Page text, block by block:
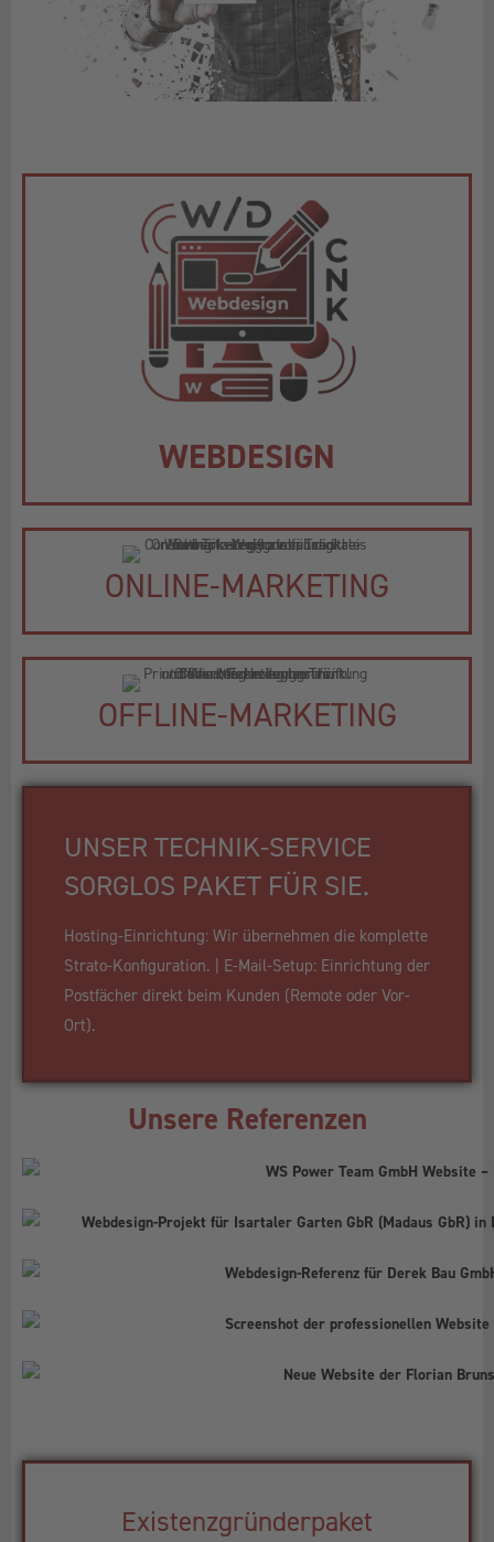
WEBDESIGN
ONLINE-MARKETING
OFFLINE-MARKETING
UNSER TECHNIK-SERVICE
SORGLOS PAKET FÜR SIE.
Hosting-Einrichtung: Wir übernehmen die komplette
Strato-Konfiguration. | E-Mail-Setup: Einrichtung der
Postfächer direkt beim Kunden (Remote oder Vor-
Ort).
Unsere Referenzen
Existenzgründerpaket